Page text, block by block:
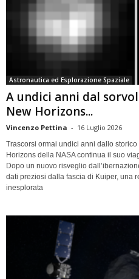
Astronautica ed Esplorazione Spaziale
A undici anni dal
New Horizons...
Vincenzo Pettina - 16 Luglio 2026
Trascorsi ormai undici anni dallo
Horizons della NASA continua il suo
Dopo un nuovo risveglio
dati preziosi dalla fascia di Kuiper, una
inesplorata